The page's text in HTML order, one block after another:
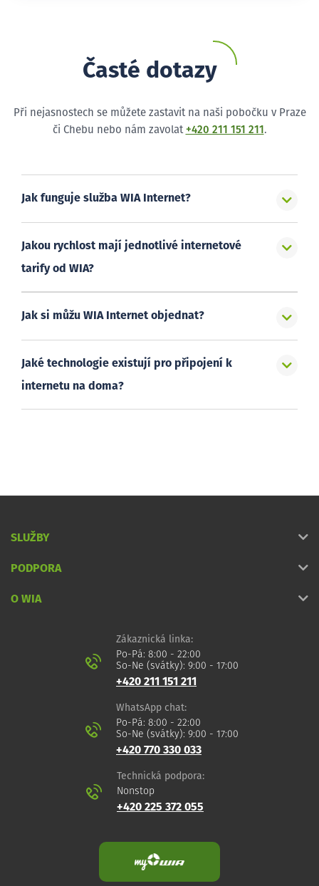
Časté dotazy
Při nejasnostech se můžete zastavit na naši pobočku v Praze
či Chebu nebo nám zavolat +420 211 151 211 .
Jak funguje služba WIA Internet?
Jakou rychlost mají jednotlivé internetové
tarify od WIA?
Jak si můžu WIA Internet objednat?
Jaké technologie existují pro připojení k
internetu na doma?
SLUŽBY
PODPORA
O WIA
Zákaznická linka:
Po-Pá: 8:00 - 22:00
So-Ne (svátky): 9:00 - 17:00
+420 211 151 211
WhatsApp chat:
Po-Pá: 8:00 - 22:00
So-Ne (svátky): 9:00 - 17:00
+420 770 330 033
Technická podpora:
Nonstop
+420 225 372 055